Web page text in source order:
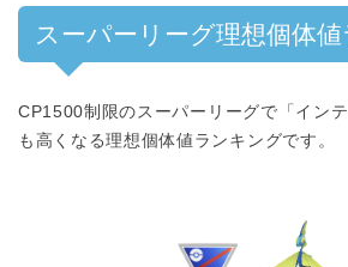
スーパーリーグ理想個体
CP1500制限のスーパーリーグで「イン
も高くなる理想個体値ランキングです。